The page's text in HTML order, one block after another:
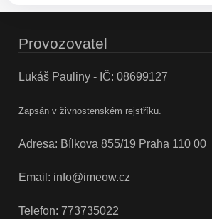
Provozovatel
Lukáš Pauliny - IČ: 08699127
Zapsán v živnostenském rejstříku.
Adresa: Bílkova 855/19 Praha 110 00
Email: info@imeow.cz
Telefon: 773735022